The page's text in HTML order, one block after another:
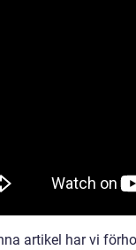
artikel har vi